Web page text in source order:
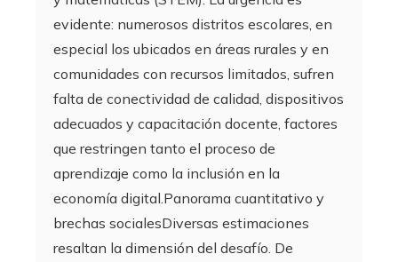
evidente: numerosos distritos escolares, en
especial los ubicados en áreas rurales y en
comunidades con recursos limitados, sufren
falta de conectividad de calidad, dispositivos
adecuados y capacitación docente, factores
que restringen tanto el proceso de
aprendizaje como la inclusión en la
economía digital.Panorama cuantitativo y
brechas socialesDiversas estimaciones
resaltan la dimensión del desafío. De